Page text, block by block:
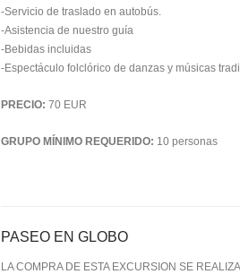
-Servicio de traslado en autobús.
-Asistencia de nuestro guía
-Bebidas incluidas
-Espectáculo folclórico de danzas y músicas
PRECIO: 70 EUR
GRUPO MÍNIMO REQUERIDO: 10 personas
PASEO EN GLOBO
LA COMPRA DE ESTA EXCURSION SE